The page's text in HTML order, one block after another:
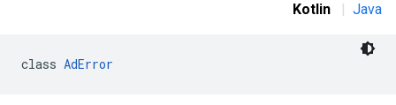
Kotlin | Java
class AdError